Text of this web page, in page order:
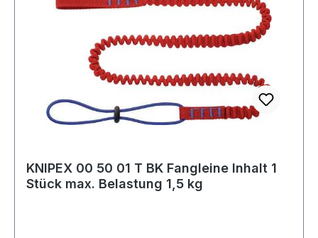
KNIPEX 00 50 01 T BK Fangleine Inhalt 1
Stück max. Belastung 1,5 kg